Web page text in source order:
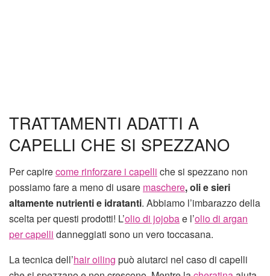
TRATTAMENTI ADATTI A
CAPELLI CHE SI SPEZZANO
Per capirecome rinforzare i capelli che si spezzano non
possiamo fare a meno di usare maschere, oli e sieri
altamente nutrienti e idratanti. Abbiamo l’imbarazzo della
scelta per questi prodotti! L’olio di jojobae l’olio di argan
per capelli danneggiati sono un vero toccasana.
La tecnica dell’hair oiling può aiutarci nel caso di capelli